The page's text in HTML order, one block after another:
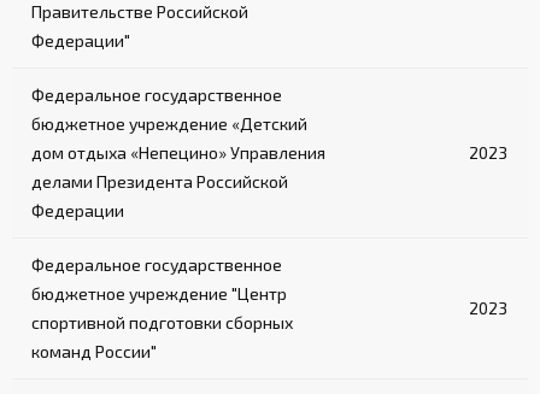
Правительстве Российской
Федерации"
Федеральное государственное
бюджетное учреждение «Детский
дом отдыха «Непецино» Управления
делами Президента Российской
Федерации
2023
Федеральное государственное
бюджетное учреждение "Центр
спортивной подготовки сборных
команд России"
2023